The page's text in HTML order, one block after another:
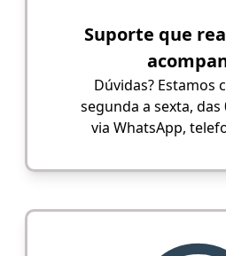
Suporte que
Dúvidas? Estamos
segunda a sexta, das
via WhatsApp,